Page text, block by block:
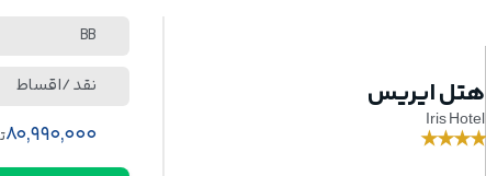
هتل ایریس
Iris Hotel
★
★
★
★
BB
نقد / اقساط
80,990,000